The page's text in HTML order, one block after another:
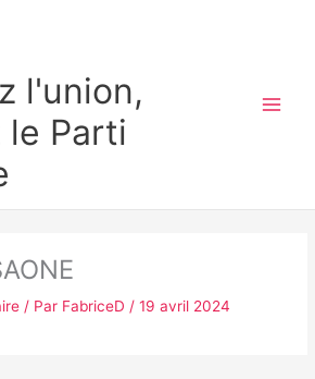
l'union,
le Parti
/ Par FabriceD/19 avril 2024